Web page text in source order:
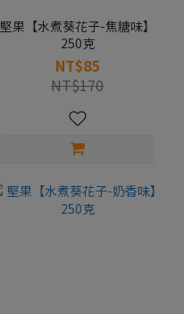
堅果【水煮葵花子-焦糖味】
250克
NT$85
NT$170